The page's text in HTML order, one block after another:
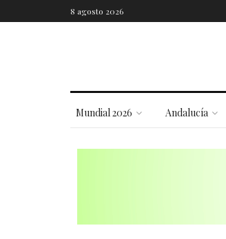
8 agosto 2026
Mundial 2026 Andalucía